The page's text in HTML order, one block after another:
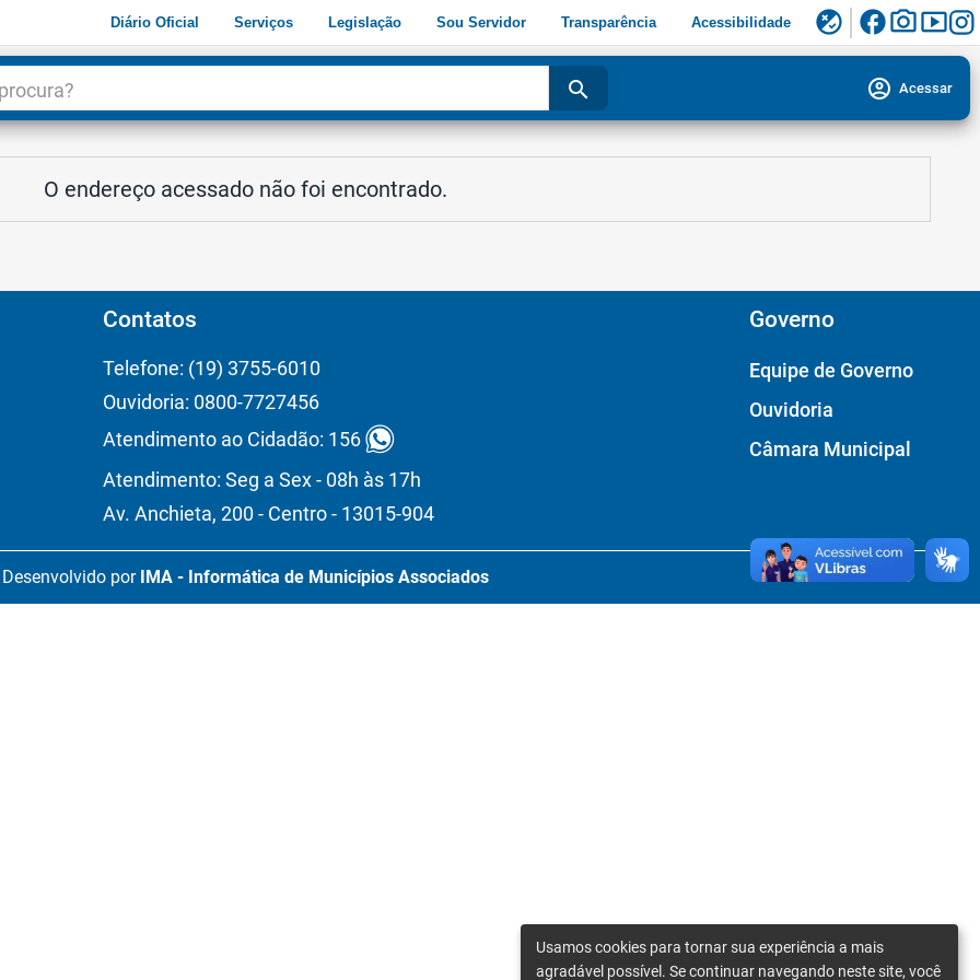
Diário Oficial Serviços Legislação Sou Servidor Transparência Acessibilidade flaky facebookphoto_camerasmart_display
search account_circle Acessar
O endereço acessado não foi encontrado.
Contatos
Telefone: (19) 3755-6010
Ouvidoria: 0800-7727456
Atendimento ao Cidadão: 156
Atendimento: Seg a Sex - 08h às 17h
Av. Anchieta, 200 - Centro - 13015-904
Governo
Equipe de Governo
Ouvidoria
Câmara Municipal
Desenvolvido por IMA - Informática de Municípios Associados
Usamos cookies para tornar sua experiência a mais
agradável possível. Se continuar navegando neste site, você